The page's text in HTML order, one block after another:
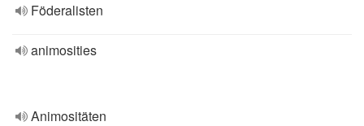
Föderalisten
animosities
Animositäten